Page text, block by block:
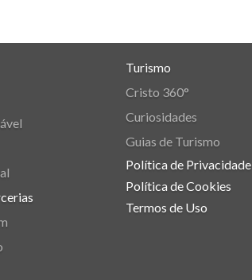
Turismo
Cristo 360°
Curiosidades
Guias de Turismo
Política de Privacidade
Política de Cookies
Termos de Uso